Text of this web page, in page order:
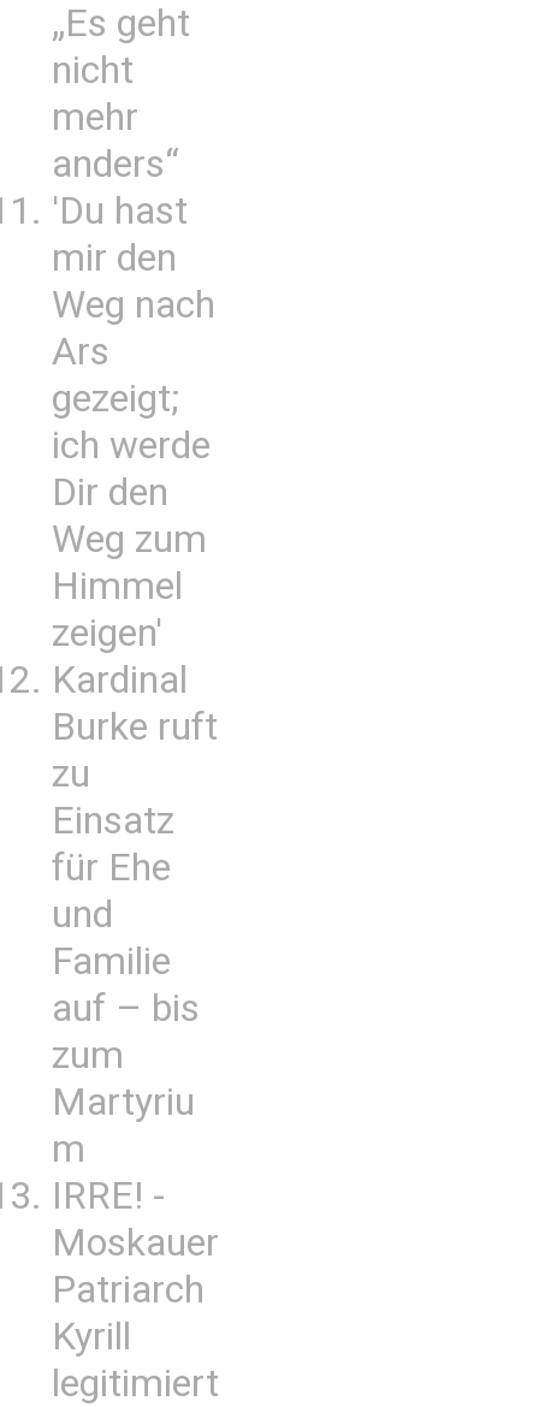
„Es geht
nicht
mehr
anders“
'Du hast
mir den
Weg nach
Ars
gezeigt;
ich werde
Dir den
Weg zum
Himmel
zeigen'
Kardinal
Burke ruft
zu
Einsatz
für Ehe
und
Familie
auf – bis
zum
Martyriu
m
IRRE! -
Moskauer
Patriarch
Kyrill
legitimiert